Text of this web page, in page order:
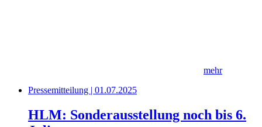
mehr
Pressemitteilung | 01.07.2025
HLM: Sonderausstellung noch bis 6.